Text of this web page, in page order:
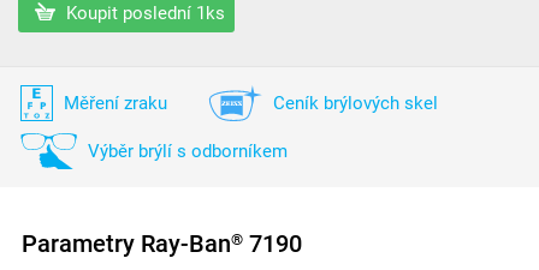
Koupit poslední 1ks
Měření zraku Ceník brýlových skel
Výběr brýlí s odborníkem
Parametry Ray-Ban® 7190